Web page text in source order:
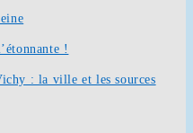
!
: la ville et les sources